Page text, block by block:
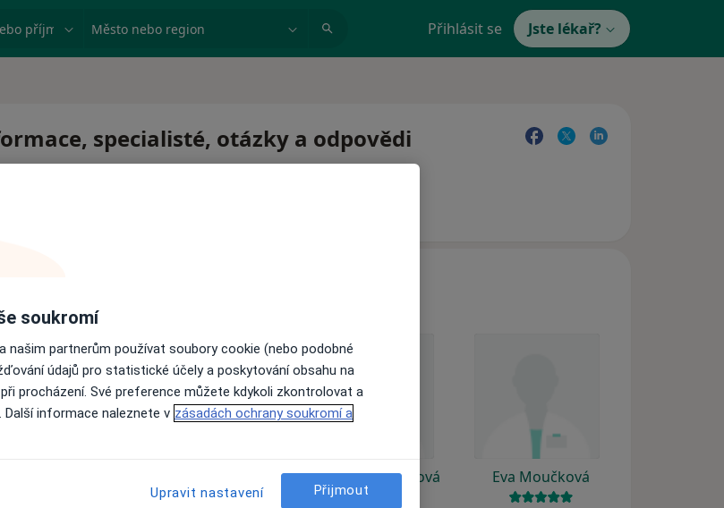
příjmení Město nebo region Přihlásit se Jste lékař?
specialisté, otázky a odpovědi
René Zahradníková Eva Moučková
soukromí
našim partnerům používat soubory cookie (nebo podobné
údajů pro statistické účely a poskytování obsahu na
procházení. Své preference můžete kdykoli zkontrolovat a
informace naleznete v zásadách ochrany soukromí a
Upravit nastavení Přijmout